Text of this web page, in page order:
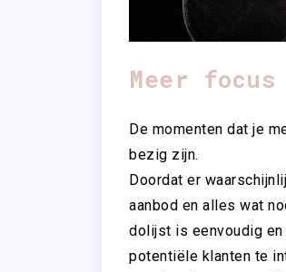
Meer focus
De momenten dat je
bezig zijn.
Doordat er
aanbod en alles wat
dolijst is eenvoudig
potentiële klanten te